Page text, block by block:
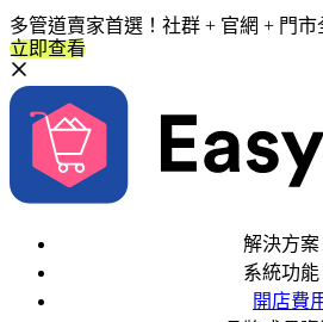
多管道賣家首選！社群 + 官網 + 門
立即查看
解決方案
系統功能
開店費